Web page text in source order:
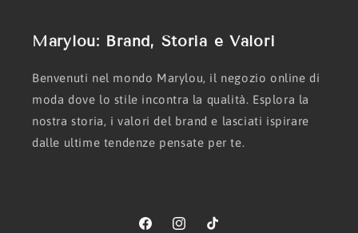
Marylou: Brand, Storia e Valori
Benvenuti nel mondo Marylou, il negozio online di
moda dove lo stile incontra la qualità. Esplora la
nostra storia, i valori del brand e lasciati ispirare
dalle ultime tendenze pensate per te.